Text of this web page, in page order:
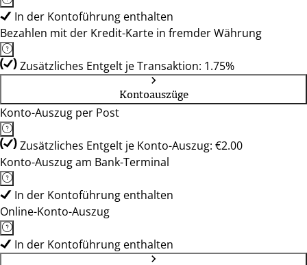
In der Kontoführung enthalten
Bezahlen mit der Kredit-Karte in fremder Währung
Zusätzliches Entgelt je Transaktion: 1.75%
Kontoauszüge
Konto-Auszug per Post
Zusätzliches Entgelt je Konto-Auszug: €2.00
Konto-Auszug am Bank-Terminal
In der Kontoführung enthalten
Online-Konto-Auszug
In der Kontoführung enthalten